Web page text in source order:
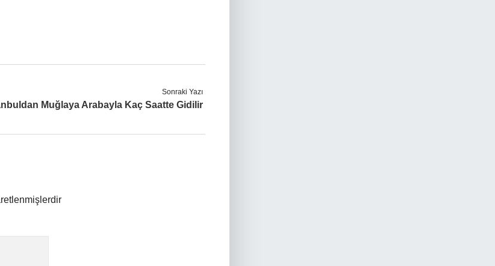
Sonraki Yazı
Muğlaya Arabayla Kaç Saatte Gidilir